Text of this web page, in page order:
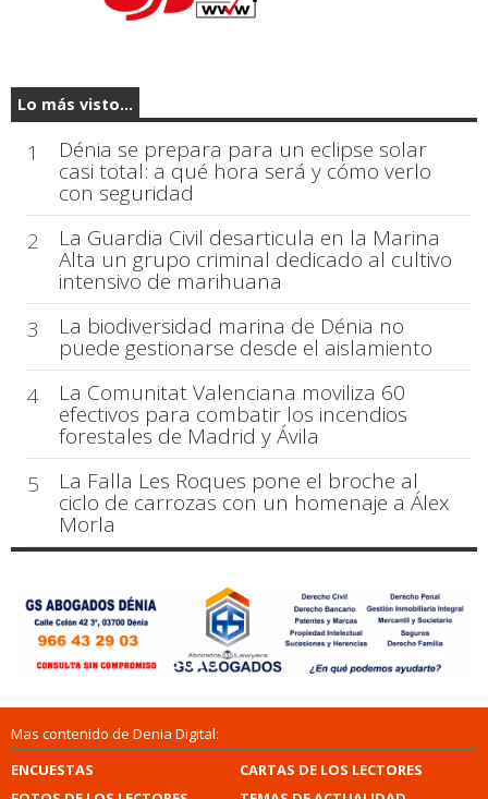
Lo más visto...
1 Dénia se prepara para un eclipse solar
casi total: a qué hora será y cómo verlo
con seguridad
2
La Guardia Civil desarticula en la Marina
Alta un grupo criminal dedicado al cultivo
intensivo de marihuana
3
La biodiversidad marina de Dénia no
puede gestionarse desde el aislamiento
4
La Comunitat Valenciana moviliza 60
efectivos para combatir los incendios
forestales de Madrid y Ávila
5
La Falla Les Roques pone el broche al
ciclo de carrozas con un homenaje a Álex
Morla
Mas contenido de Denia Digital:
ENCUESTAS
CARTAS DE LOS LECTORES